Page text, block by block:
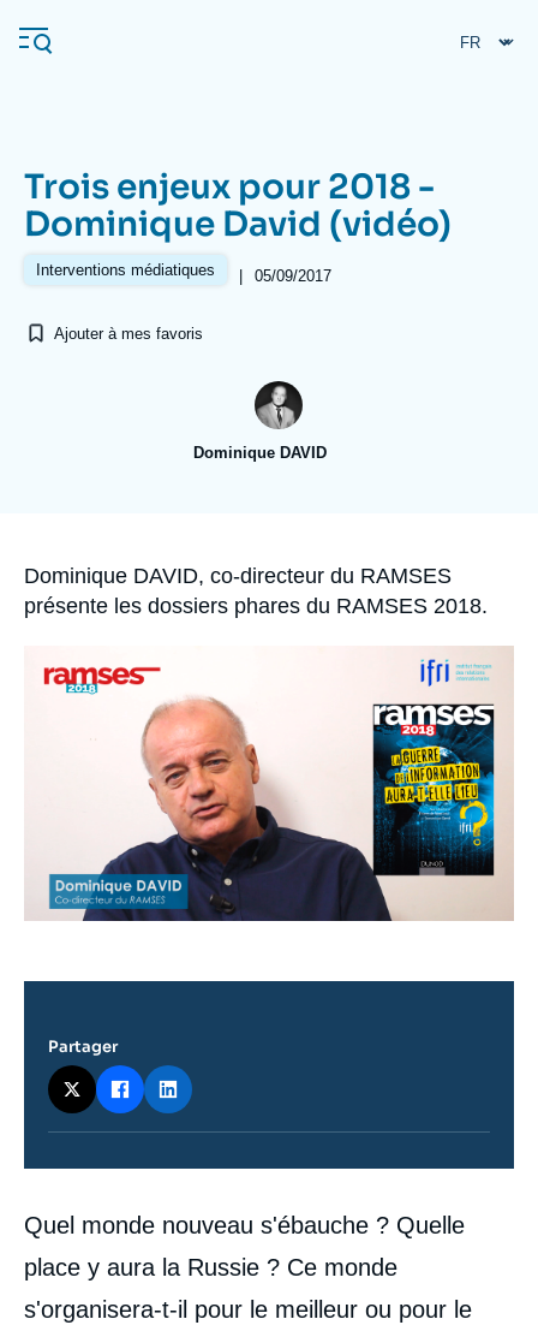
au
contenu
Navigation
principale
L'Ifri
Analyses
Nous soutenir
Recherches fréquentes
Proche-Orient
Trois enjeux pour 2018 -
Dominique David (vidéo)
Interventions médiatiques | 05/09/2017
Ajouter à mes favoris
Dominique DAVID
Accroche
Dominique DAVID, co-directeur du RAMSES
présente les dossiers phares du RAMSES 2018.
principale
médiatique
Contenu
intervention
médiatique
Quel monde nouveau s'ébauche ? Quelle
place y aura la Russie ? Ce monde
s'organisera-t-il pour le meilleur ou pour le
Partager